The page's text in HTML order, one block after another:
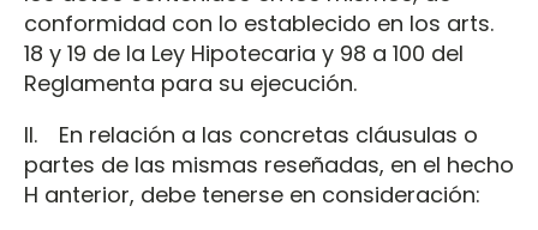
conformidad con lo establecido en los arts.
18 y 19 de la Ley Hipotecaria y 98 a 100 del
Reglamenta para su ejecución.
II. En relación a las concretas cláusulas o
partes de las mismas reseñadas, en el hecho
H anterior, debe tenerse en consideración: